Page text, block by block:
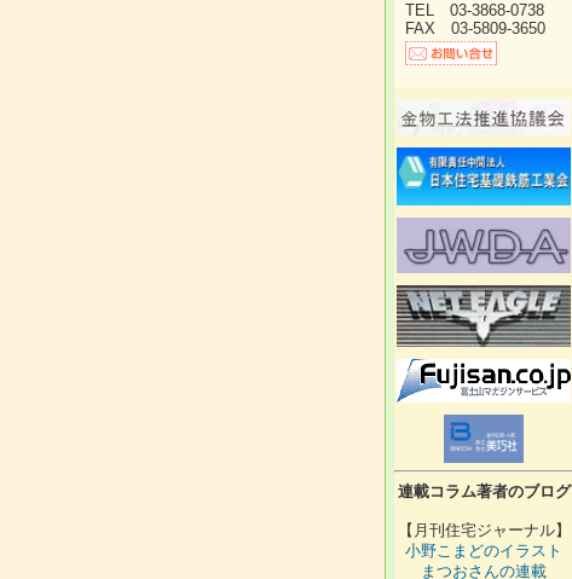
TEL 03-3868-0738
FAX 03-5809-3650
連載コラム著者のブログ
【月刊住宅ジャーナル】
小野こまどのイラスト
まつおさんの連載